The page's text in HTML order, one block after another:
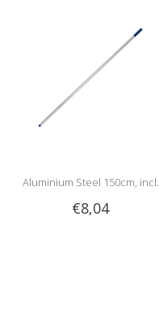
Aluminium Steel 150cm, incl.
schroefdraad
€8,04